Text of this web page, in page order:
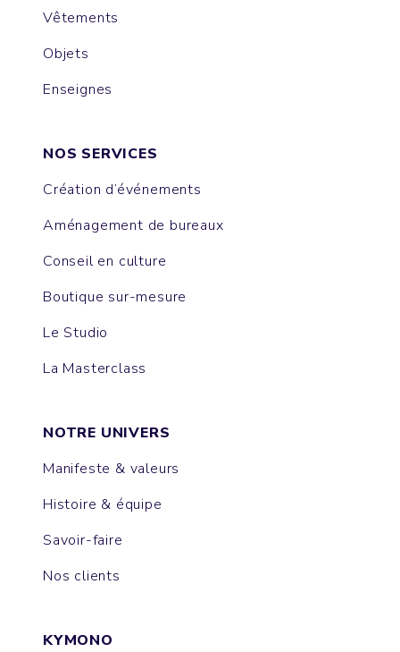
Vêtements
Objets
Enseignes
NOS SERVICES
Création d’événements
Aménagement de bureaux
Conseil en culture
Boutique sur-mesure
Le Studio
La Masterclass
NOTRE UNIVERS
Manifeste & valeurs
Histoire & équipe
Savoir-faire
Nos clients
KYMONO